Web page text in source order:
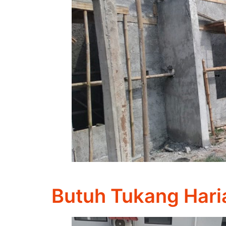
Butuh Tukang